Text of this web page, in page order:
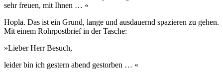
sehr freuen, mit Ihnen … «
Hopla. Das ist ein Grund, lange und ausdauernd spazieren zu gehen.
Mit einem Rohrpostbrief in der Tasche:
»Lieber Herr Besuch,
leider bin ich gestern abend gestorben … «